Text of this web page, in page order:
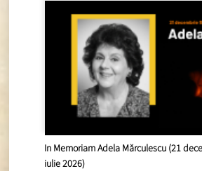
In Memoriam Adela Mărculescu (21
iulie 2026)